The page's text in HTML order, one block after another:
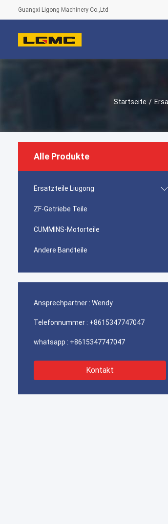
Guangxi Ligong Machinery Co.,Ltd
Startseite /
Alle Produkte
Ersatzteile Liugong
ZF-Getriebe Teile
CUMMINS-Motorteile
Andere Bandteile
Ansprechpartner : Wendy
Telefonnummer : +8615347747047
whatsapp : +8615347747047
Kontakt